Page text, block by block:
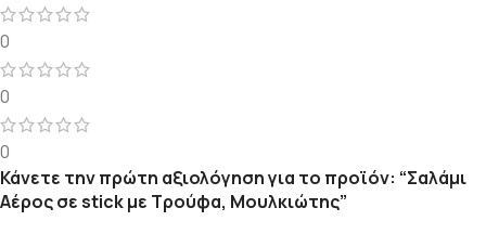
0
0
0
Κάνετε την πρώτη αξιολόγηση για το προϊόν: “Σαλάμι
Αέρος σε stick με Τρούφα, Μουλκιώτης”